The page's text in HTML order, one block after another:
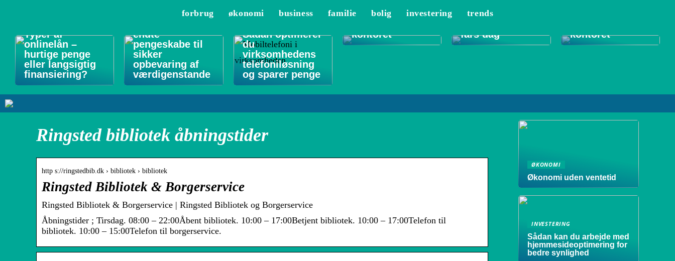
forbrug økonomi business familie bolig investering trends
Typer af
onlinelån –
hurtige penge
eller langsigtig
finansiering?
endte
pengeskabe til
sikker
opbevaring af
værdigenstande
Sådan optimerer
du
virksomhedens
telefoniløsning
og sparer penge
områder at
kontoret
fars dag
kontoret
Ringsted bibliotek åbningstider
http s://ringstedbib.dk › bibliotek › bibliotek
Ringsted Bibliotek & Borgerservice
Ringsted Bibliotek & Borgerservice | Ringsted Bibliotek og Borgerservice
Åbningstider ; Tirsdag. 08:00 – 22:00Åbent bibliotek. 10:00 – 17:00Betjent bibliotek. 10:00 – 17:00Telefon til
bibliotek. 10:00 – 15:00Telefon til borgerservice.
ØKONOMI
Økonomi uden ventetid
INVESTERING
Sådan kan du arbejde med
hjemmesideoptimering for
bedre synlighed